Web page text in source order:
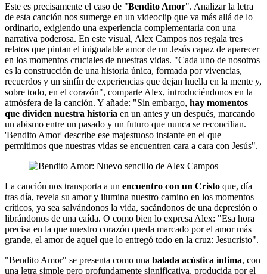
Este es precisamente el caso de "Bendito Amor". Analizar la letra
de esta canción nos sumerge en un videoclip que va más allá de lo
ordinario, exigiendo una experiencia complementaria con una
narrativa poderosa. En este visual, Alex Campos nos regala tres
relatos que pintan el inigualable amor de un Jesús capaz de aparecer
en los momentos cruciales de nuestras vidas. "Cada uno de nosotros
es la construcción de una historia única, formada por vivencias,
recuerdos y un sinfín de experiencias que dejan huella en la mente y,
sobre todo, en el corazón", comparte Alex, introduciéndonos en la
atmósfera de la canción. Y añade: "Sin embargo, hay momentos
que dividen nuestra historia en un antes y un después, marcando
un abismo entre un pasado y un futuro que nunca se reconcilian.
'Bendito Amor' describe ese majestuoso instante en el que
permitimos que nuestras vidas se encuentren cara a cara con Jesús".
La canción nos transporta a un encuentro con un Cristo que, día
tras día, revela su amor y ilumina nuestro camino en los momentos
críticos, ya sea salvándonos la vida, sacándonos de una depresión o
librándonos de una caída. O como bien lo expresa Alex: "Esa hora
precisa en la que nuestro corazón queda marcado por el amor más
grande, el amor de aquel que lo entregó todo en la cruz: Jesucristo".
"Bendito Amor" se presenta como una balada acústica íntima, con
una letra simple pero profundamente significativa, producida por el